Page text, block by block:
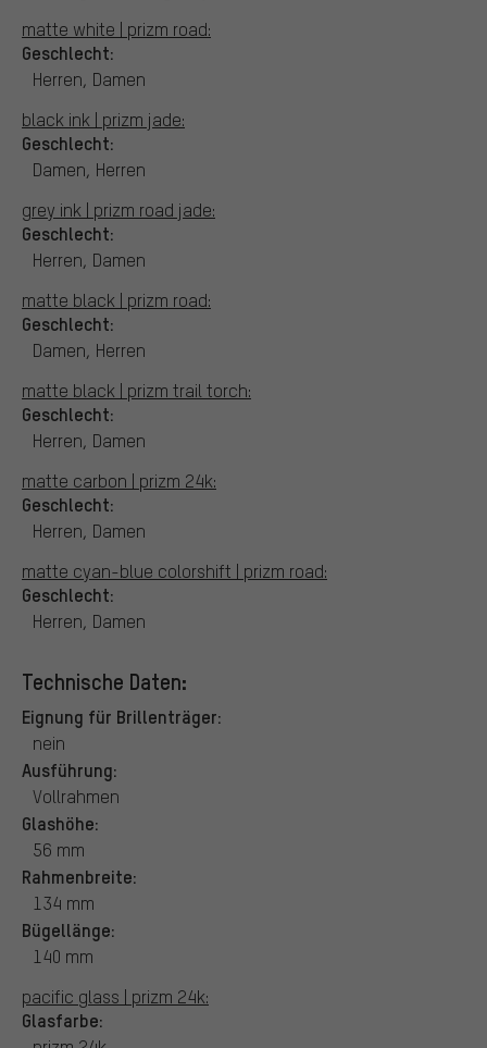
matte white | prizm road:
Geschlecht:
Herren, Damen
black ink | prizm jade:
Geschlecht:
Damen, Herren
grey ink | prizm road jade:
Geschlecht:
Herren, Damen
matte black | prizm road:
Geschlecht:
Damen, Herren
matte black | prizm trail torch:
Geschlecht:
Herren, Damen
matte carbon | prizm 24k:
Geschlecht:
Herren, Damen
matte cyan-blue colorshift | prizm road:
Geschlecht:
Herren, Damen
Technische Daten:
Eignung für Brillenträger:
nein
Ausführung:
Vollrahmen
Glashöhe:
56 mm
Rahmenbreite:
134 mm
Bügellänge:
140 mm
pacific glass | prizm 24k:
Glasfarbe: